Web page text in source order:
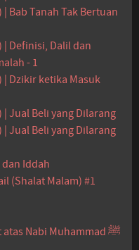
Bab Tanah Tak Bertuan
| Definisi, Dalil dan
- 1
| Dzikir ketika Masuk
| Jual Beli yang Dilarang
| Jual Beli yang Dilarang
dan Iddah
(Shalat Malam) #1
Anjuran Memperbanyak Shalawat atas Nabi Muhammad ﷺ